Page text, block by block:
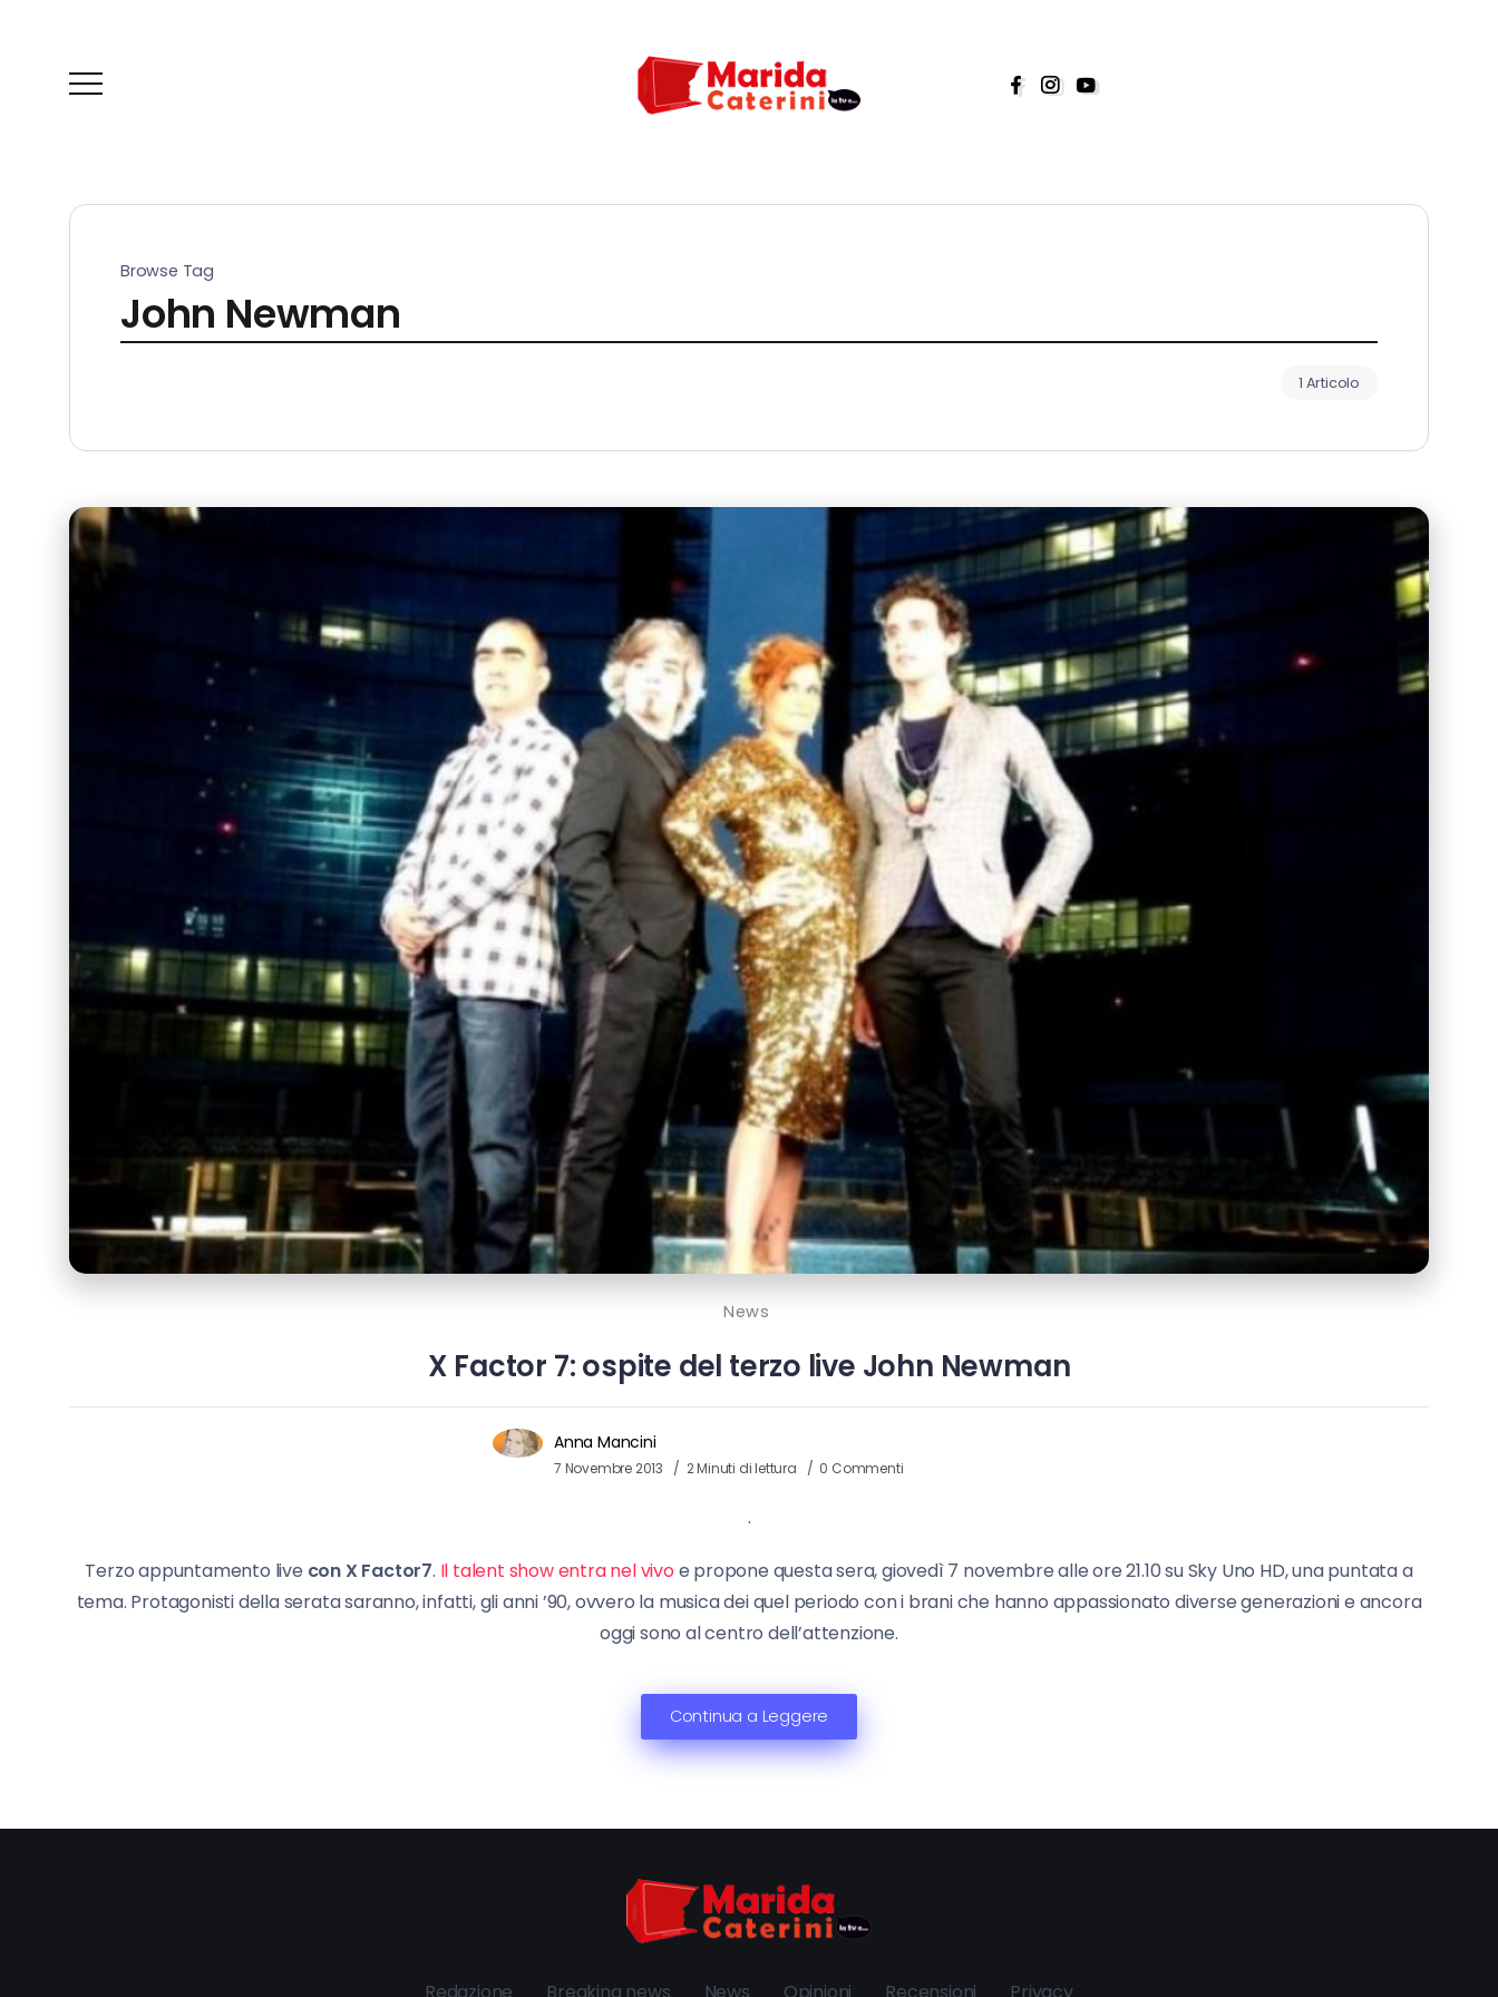
Browse Tag
John Newman
1 Articolo
News
X Factor 7: ospite del terzo live John Newman
Anna Mancini
7 Novembre 2013 2 Minuti di lettura 0 Commenti
.
Terzo appuntamento live con X Factor7. Il talent show entra nel vivoe propone questa sera, giovedì 7 novembre alle ore 21.10 su Sky Uno HD, una puntata a
tema. Protagonisti della serata saranno, infatti, gli anni ’90, ovvero la musica dei quel periodo con i brani che hanno appassionato diverse generazioni e ancora
oggi sono al centro dell’attenzione.
Continua a Leggere